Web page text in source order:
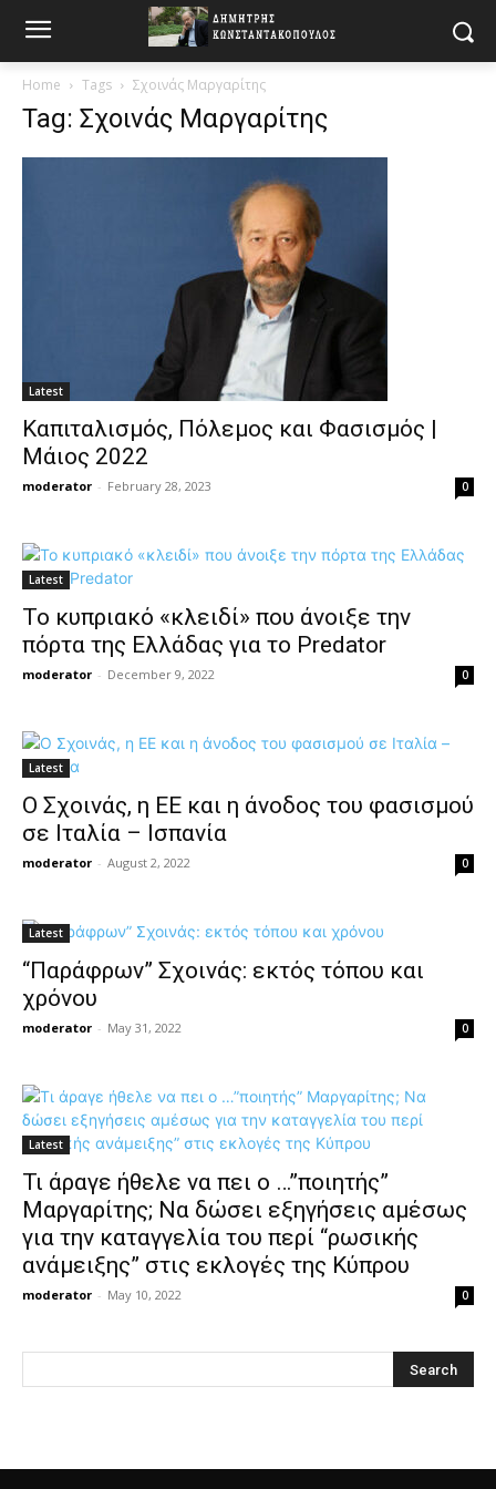
Home Tags Σχοινάς Μαργαρίτης
Tag: Σχοινάς Μαργαρίτης
Latest
Καπιταλισμός, Πόλεμος και Φασισμός |
Μάιος 2022
moderator - February 28, 2023 0
Latest
Το κυπριακό «κλειδί» που άνοιξε την
πόρτα της Ελλάδας για το Predator
moderator - December 9, 2022 0
Latest
Ο Σχοινάς, η ΕΕ και η άνοδος του φασισμού
σε Ιταλία – Ισπανία
moderator - August 2, 2022 0
Latest
“Παράφρων” Σχοινάς: εκτός τόπου και
χρόνου
moderator - May 31, 2022 0
Latest
Τι άραγε ήθελε να πει ο …”ποιητής”
Μαργαρίτης; Να δώσει εξηγήσεις αμέσως
για την καταγγελία του περί “ρωσικής
ανάμειξης” στις εκλογές της Κύπρου
moderator - May 10, 2022 0